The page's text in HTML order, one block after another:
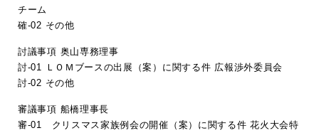
チーム
確-02 その他
討議事項 奥山専務理事
討-01 ＬＯＭブースの出展（案）に関する件 広報渉外委員会
討-02 その他
審議事項 船橋理事長
審-01 クリスマス家族例会の開催（案）に関する件 花火大会特